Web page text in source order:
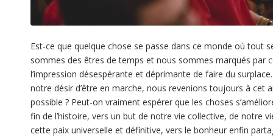
Est-ce que quelque chose se passe dans ce monde où tout
sommes des êtres de temps et nous sommes marqués par
l’impression désespérante et déprimante de faire du
notre désir d’être en marche, nous revenions toujours à
possible ? Peut-on vraiment espérer que les choses
fin de l’histoire, vers un but de notre vie collective, de notre
cette paix universelle et définitive, vers le bonheur enfin